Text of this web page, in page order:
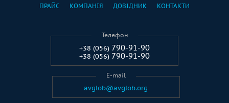
ПРАЙС КОМПАНІЯ ДОВІДНИК КОНТАКТИ
Телефон
+38 (056) 790-91-90
+38 (056) 790-91-90
E-mail
avglob@avglob.org